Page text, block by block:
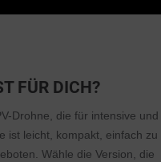
FÜR DICH?
Drohne, die für intensive und
ist leicht, kompakt, einfach zu
Wähle die Version, die